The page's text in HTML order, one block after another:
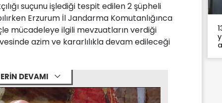
suçunu işlediği tespit edilen 2 şüpheli
Erzurum İl Jandarma Komutanlığınca
mücadeleye ilgili mevzuatların verdiği
azim ve kararlılıkla devam edileceği
DEVAMI